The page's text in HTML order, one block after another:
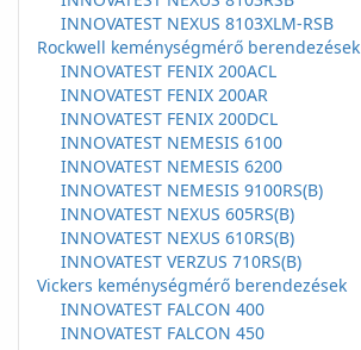
INNOVATEST NEXUS 8103XLM-RSB
Rockwell keménységmérő berendezések
INNOVATEST FENIX 200ACL
INNOVATEST FENIX 200AR
INNOVATEST FENIX 200DCL
INNOVATEST NEMESIS 6100
INNOVATEST NEMESIS 6200
INNOVATEST NEMESIS 9100RS(B)
INNOVATEST NEXUS 605RS(B)
INNOVATEST NEXUS 610RS(B)
INNOVATEST VERZUS 710RS(B)
Vickers keménységmérő berendezések
INNOVATEST FALCON 400
INNOVATEST FALCON 450